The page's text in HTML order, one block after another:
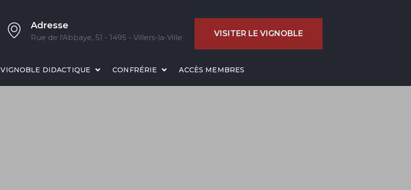
Adresse
Rue de l'Abbaye, 51 - 1495 - Villers-la-Ville VISITER LE VIGNOBLE
VIGNOBLE DIDACTIQUE CONFRÉRIE ACCÈS MEMBRES